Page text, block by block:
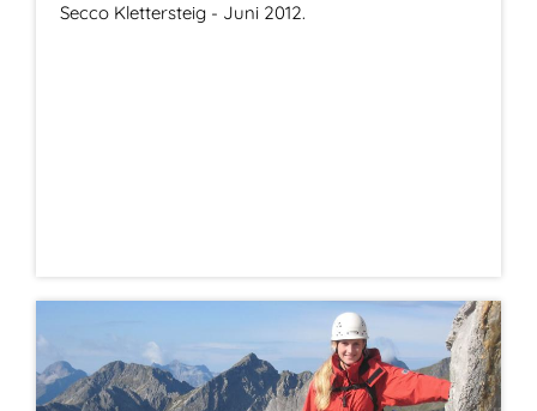
Secco Klettersteig - Juni 2012.